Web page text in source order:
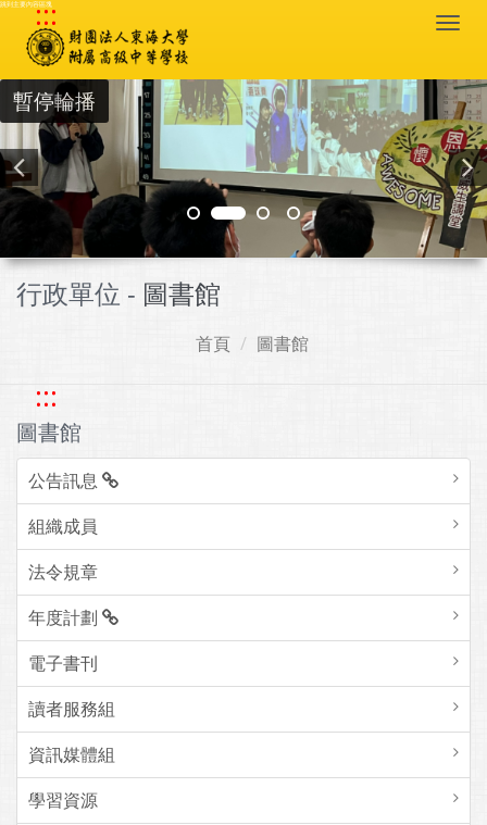
跳到主要內容區塊
:::
暫停輪播
行政單位 - 圖書館
首頁 圖書館
:::
圖書館
公告訊息
組織成員
法令規章
年度計劃
電子書刊
讀者服務組
資訊媒體組
學習資源